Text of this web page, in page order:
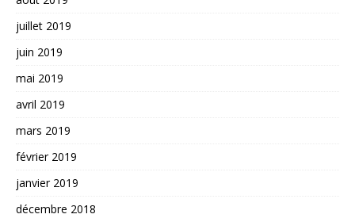
juillet 2019
juin 2019
mai 2019
avril 2019
mars 2019
février 2019
janvier 2019
décembre 2018